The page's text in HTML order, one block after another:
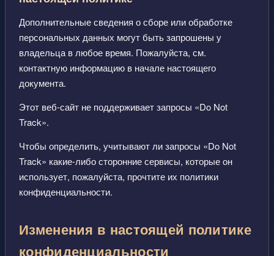
Дополнительные сведения о сборе или обработке
персональных данных могут быть запрошены у
владельца в любое время. Пожалуйста, см.
контактную информацию в начале настоящего
документа.
Этот веб-сайт не поддерживает запросы «Do Not
Track».
Чтобы определить, учитывают ли запросы «Do Not
Track» какие-либо сторонние сервисы, которые он
использует, пожалуйста, прочтите их политики
конфиденциальности.
Изменения в настоящей политике
конфиденциальности